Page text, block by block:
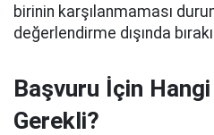
birinin karşılanmaması
değerlendirme dışında
Başvuru İçin
Gerekli?